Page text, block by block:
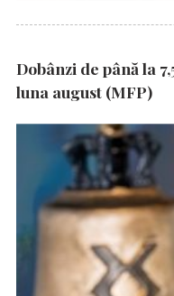
Dobânzi de până la
luna august (MFP)